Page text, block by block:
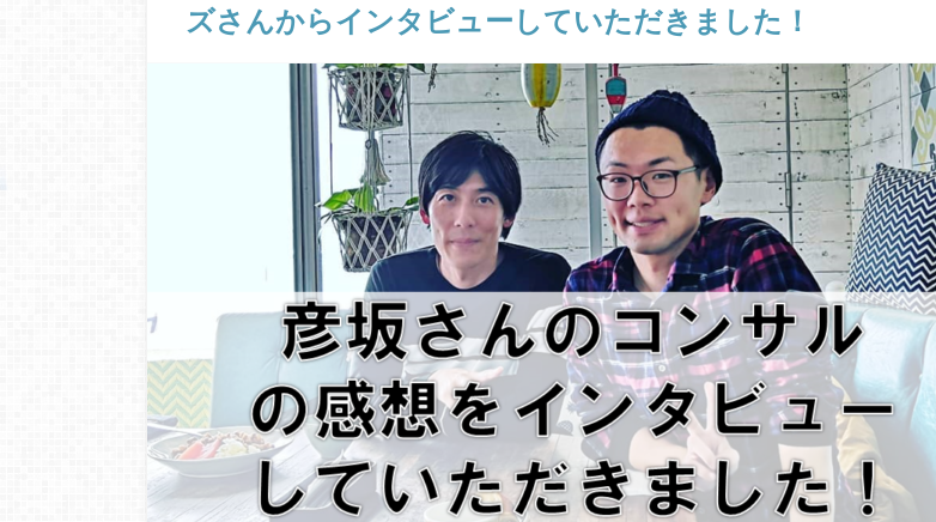
ズさんからインタビューしていただきました！